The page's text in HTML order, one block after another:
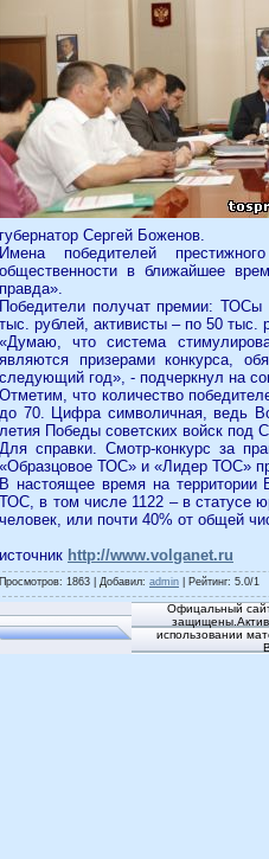
губернатор Сергей Боженов.
Имена победителей
общественности в ближайшее
правда».
Победители получат премии:
тыс. рублей, активисты – по 50 тыс.
«Думаю, что система
являются призерами конкурса,
следующий год», - подчеркнул на
Отметим, что количество
до 70. Цифра символичная, ведь
летия Победы советских войск под
Для справки. Смотр-конкурс за
«Образцовое ТОС» и «Лидер ТОС»
В настоящее время на территории
ТОС, в том числе 1122 – в статусе
человек, или почти 40% от общей
источник http://www.volganet.ru
Просмотров: 1863 | Добавил: admin Рейтинг: 5.0/1
Офицальный
использовании